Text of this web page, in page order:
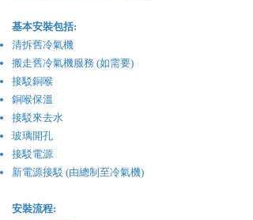
基本安裝包括:
清拆舊冷氣機
搬走舊冷氣機服務 (如需要)
接駁銅喉
銅喉保溫
接駁來去水
玻璃開孔
接駁電源
新電源接駁 (由總制至冷氣機)
安裝流程: